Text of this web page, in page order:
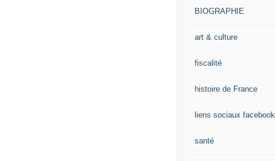
BIOGRAPHIE
art & culture
fiscalité
histoire de France
liens sociaux
santé